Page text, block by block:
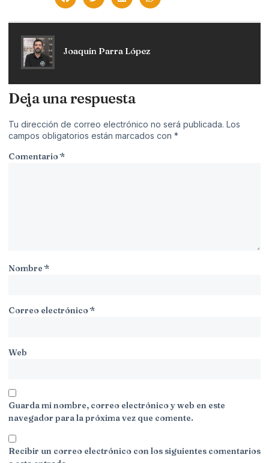
Joaquín Parra López
Deja una respuesta
Tu dirección de correo electrónico no será publicada. Los
campos obligatorios están marcados con *
Comentario*
Nombre*
Correo electrónico*
Web
Guarda mi nombre, correo electrónico y web en este
navegador para la próxima vez que comente.
Recibir un correo electrónico con los siguientes comentarios